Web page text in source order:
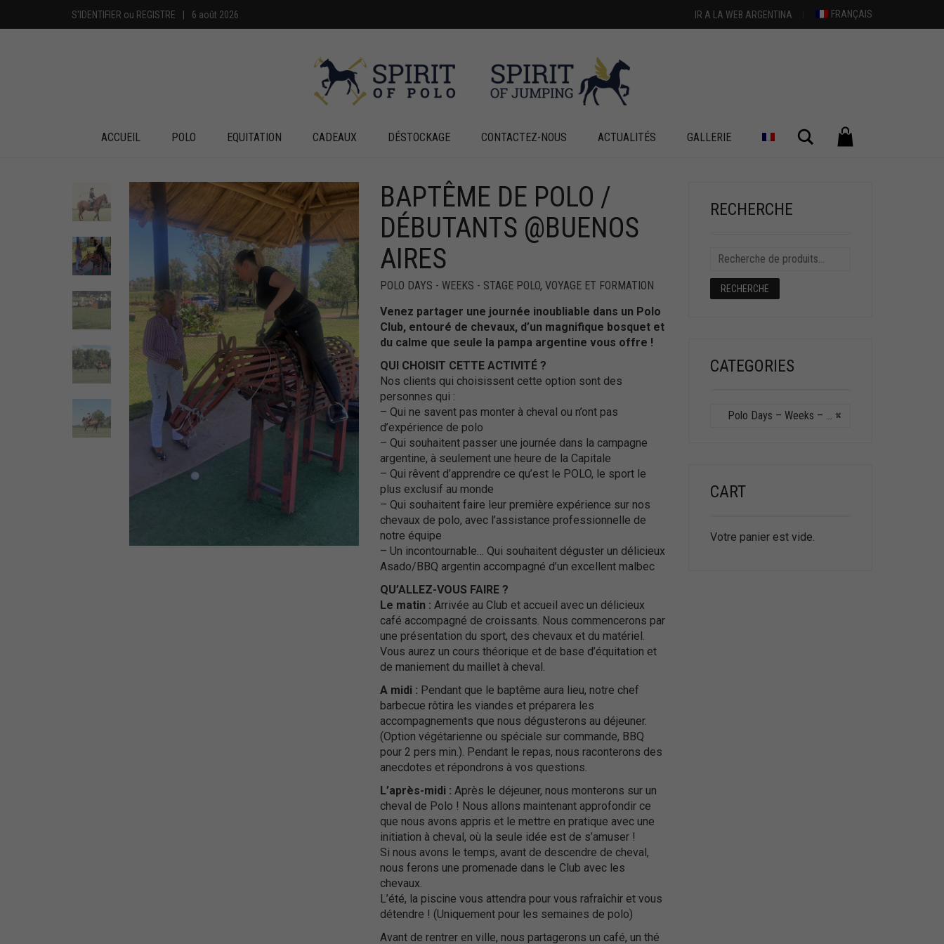
S'IDENTIFIER ou REGISTRE | 6 août 2026 IR A LA WEB ARGENTINA FRANÇAIS
ACCUEIL POLO EQUITATION CADEAUX DÉSTOCKAGE CONTACTEZ-NOUS ACTUALITÉS GALLERIE Chercher
+ +
BAPTÊME DE POLO /
DÉBUTANTS @BUENOS
AIRES
POLO DAYS - WEEKS - STAGE POLO, VOYAGE ET FORMATION
Venez partager une journée inoubliable dans un Polo
Club, entouré de chevaux, d’un magnifique bosquet et
du calme que seule la pampa argentine vous offre !
QUI CHOISIT CETTE ACTIVITÉ ?
Nos clients qui choisissent cette option sont des
personnes qui :
– Qui ne savent pas monter à cheval ou n’ont pas
d’expérience de polo
– Qui souhaitent passer une journée dans la campagne
argentine, à seulement une heure de la Capitale
– Qui rêvent d’apprendre ce qu’est le POLO, le sport le
plus exclusif au monde
– Qui souhaitent faire leur première expérience sur nos
chevaux de polo, avec l’assistance professionnelle de
notre équipe
– Un incontournable… Qui souhaitent déguster un délicieux
Asado/BBQ argentin accompagné d’un excellent malbec
QU’ALLEZ-VOUS FAIRE ?
Le matin : Arrivée au Club et accueil avec un délicieux
café accompagné de croissants. Nous commencerons par
une présentation du sport, des chevaux et du matériel.
Vous aurez un cours théorique et de base d’équitation et
de maniement du maillet à cheval.
A midi : Pendant que le baptême aura lieu, notre chef
barbecue rôtira les viandes et préparera les
accompagnements que nous dégusterons au déjeuner.
(Option végétarienne ou spéciale sur commande, BBQ
pour 2 pers min.). Pendant le repas, nous raconterons des
anecdotes et répondrons à vos questions.
L’après-midi : Après le déjeuner, nous monterons sur un
cheval de Polo ! Nous allons maintenant approfondir ce
que nous avons appris et le mettre en pratique avec une
initiation à cheval, où la seule idée est de s’amuser !
Si nous avons le temps, avant de descendre de cheval,
nous ferons une promenade dans le Club avec les
chevaux.
L’été, la piscine vous attendra pour vous rafraîchir et vous
détendre ! (Uniquement pour les semaines de polo)
Avant de rentrer en ville, nous partagerons un café, un thé
RECHERCHE
RECHERCHE
CATEGORIES
×
Polo Days – Weeks – Stage Polo
CART
Votre panier est vide.